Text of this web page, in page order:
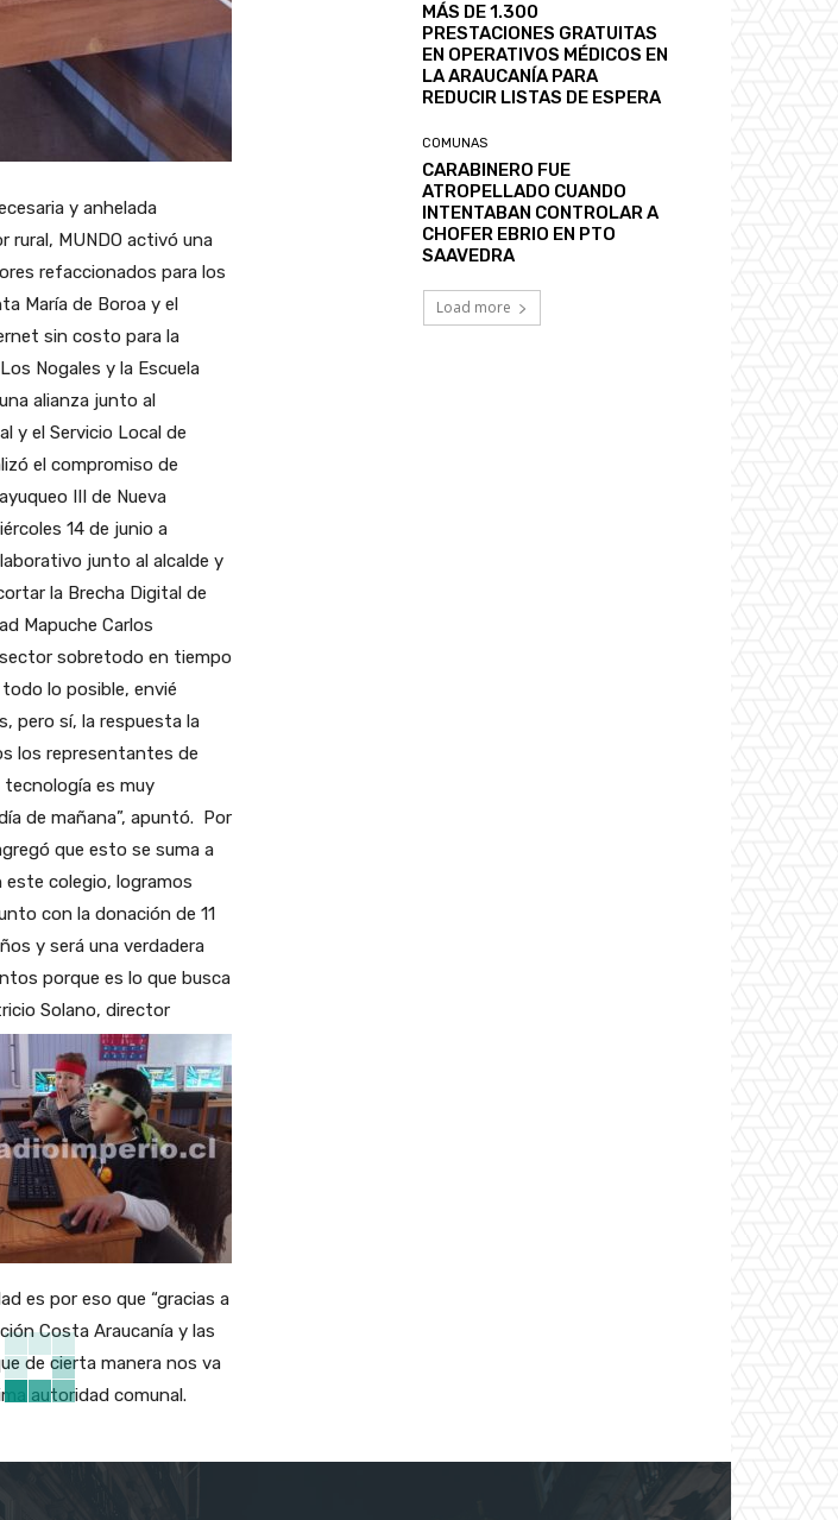
y anhelada
MUNDO activó una
refaccionados para los
María de Boroa y el
sin costo para la
Nogales y la Escuela
alianza junto al
y el Servicio Local de
el compromiso de
III de Nueva
14 de junio a
junto al alcalde y
la Brecha Digital de
Mapuche Carlos
sobretodo en tiempo
lo posible, envié
pero sí, la respuesta la
los representantes de
tecnología es muy
de mañana”, apuntó. Por
que esto se suma a
este colegio, logramos
con la donación de 11
y será una verdadera
porque es lo que busca
Solano, director
es por eso que “gracias a
Costa Araucanía y las
de cierta manera nos va
autoridad comunal.
MÁS DE 1.300
PRESTACIONES GRATUITAS
EN OPERATIVOS MÉDICOS EN
LA ARAUCANÍA PARA
REDUCIR LISTAS DE ESPERA
COMUNAS
CARABINERO FUE
ATROPELLADO CUANDO
INTENTABAN CONTROLAR A
CHOFER EBRIO EN PTO
SAAVEDRA
Load more